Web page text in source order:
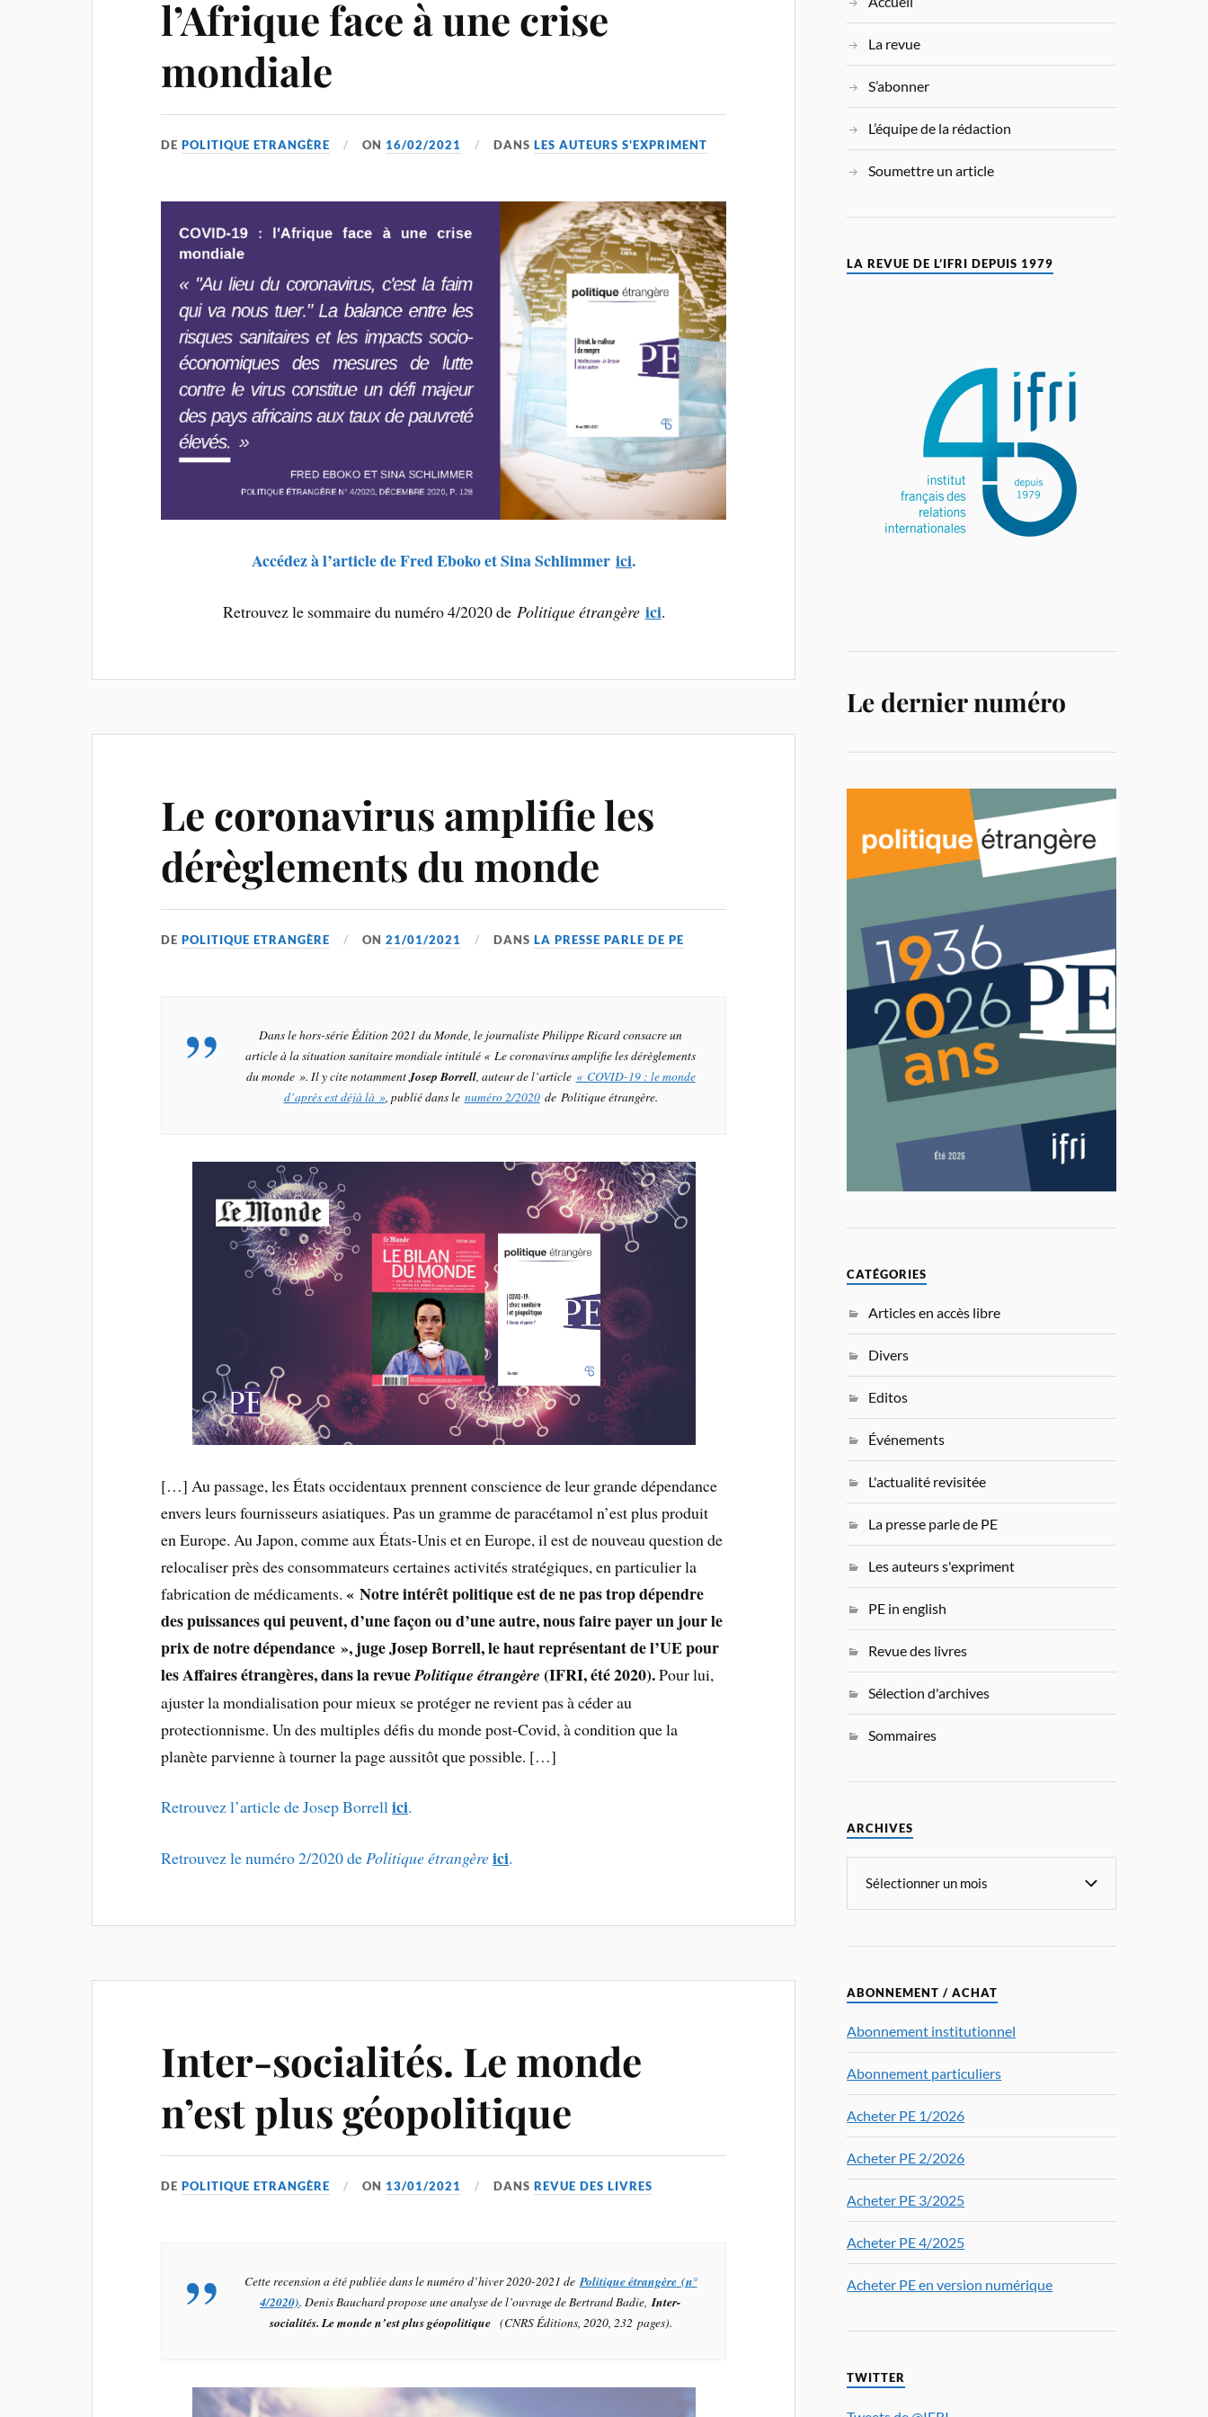
l’Afrique face à une crise
mondiale
DEPOLITIQUE ETRANGÈRE ON 16/02/2021 DANSLES AUTEURS S'EXPRIMENT
Accédez à l’article de Fred Eboko et Sina Schlimmerici.
Retrouvez le sommaire du numéro 4/2020 de Politique étrangère ici.
Le coronavirus amplifie les
dérèglements du monde
DEPOLITIQUE ETRANGÈRE ON21/01/2021 DANSLA PRESSE PARLE DE PE
Dans le hors-série Édition 2021 duMonde , le journaliste Philippe Ricard consacre un
article à la situation sanitaire mondiale intitulé « Le coronavirus amplifie les dérèglements
du monde ». Il y cite notamment Josep Borrell, auteur de l’article « COVID-19 : le monde
d’après est déjà là », publié dans le numéro 2/2020de Politique étrangère.
[…] Au passage, les États occidentaux prennent conscience de leur grande dépendance
envers leurs fournisseurs asiatiques. Pas un gramme de paracétamol n’est plus produit
en Europe. Au Japon, comme aux États-Unis et en Europe, il est de nouveau question de
relocaliser près des consommateurs certaines activités stratégiques, en particulier la
fabrication de médicaments.« Notre intérêt politique est de ne pas trop dépendre
des puissances qui peuvent, d’une façon ou d’une autre, nous faire payer un jour le
prix de notre dépendance », juge Josep Borrell, le haut représentant de l’UE pour
les Affaires étrangères, dans la revuePolitique étrangère(IFRI, été 2020).Pour lui,
ajuster la mondialisation pour mieux se protéger ne revient pas à céder au
protectionnisme. Un des multiples défis du monde post-Covid, à condition que la
planète parvienne à tourner la page aussitôt que possible. […]
Retrouvez l’article de Josep Borrellici.
Retrouvez le numéro 2/2020 dePolitique étrangèreici.
Inter-socialités. Le monde
n’est plus géopolitique
DEPOLITIQUE ETRANGÈRE ON 13/01/2021 DANSREVUE DES LIVRES
Cette recension a été publiée dans le numéro d’hiver 2020-2021 dePolitique étrangère(n°
4/2020). Denis Bauchard propose une analyse de l’ouvrage de Bertrand Badie,Inter-
socialités. Le monde n’est plus géopolitique (CNRS Éditions, 2020, 232 pages).
La revue
S’abonner
L’équipe de la rédaction
Soumettre un article
LA REVUE DE L’IFRI DEPUIS 1979
Le dernier numéro
CATÉGORIES
Articles en accès libre
Divers
Editos
Événements
L'actualité revisitée
La presse parle de PE
Les auteurs s'expriment
PE in english
Revue des livres
Sélection d'archives
Sommaires
ARCHIVES
ABONNEMENT / ACHAT
Abonnement institutionnel
Abonnement particuliers
Acheter PE 1/2026
Acheter PE 2/2026
Acheter PE 3/2025
Acheter PE 4/2025
Acheter PE en version numérique
TWITTER